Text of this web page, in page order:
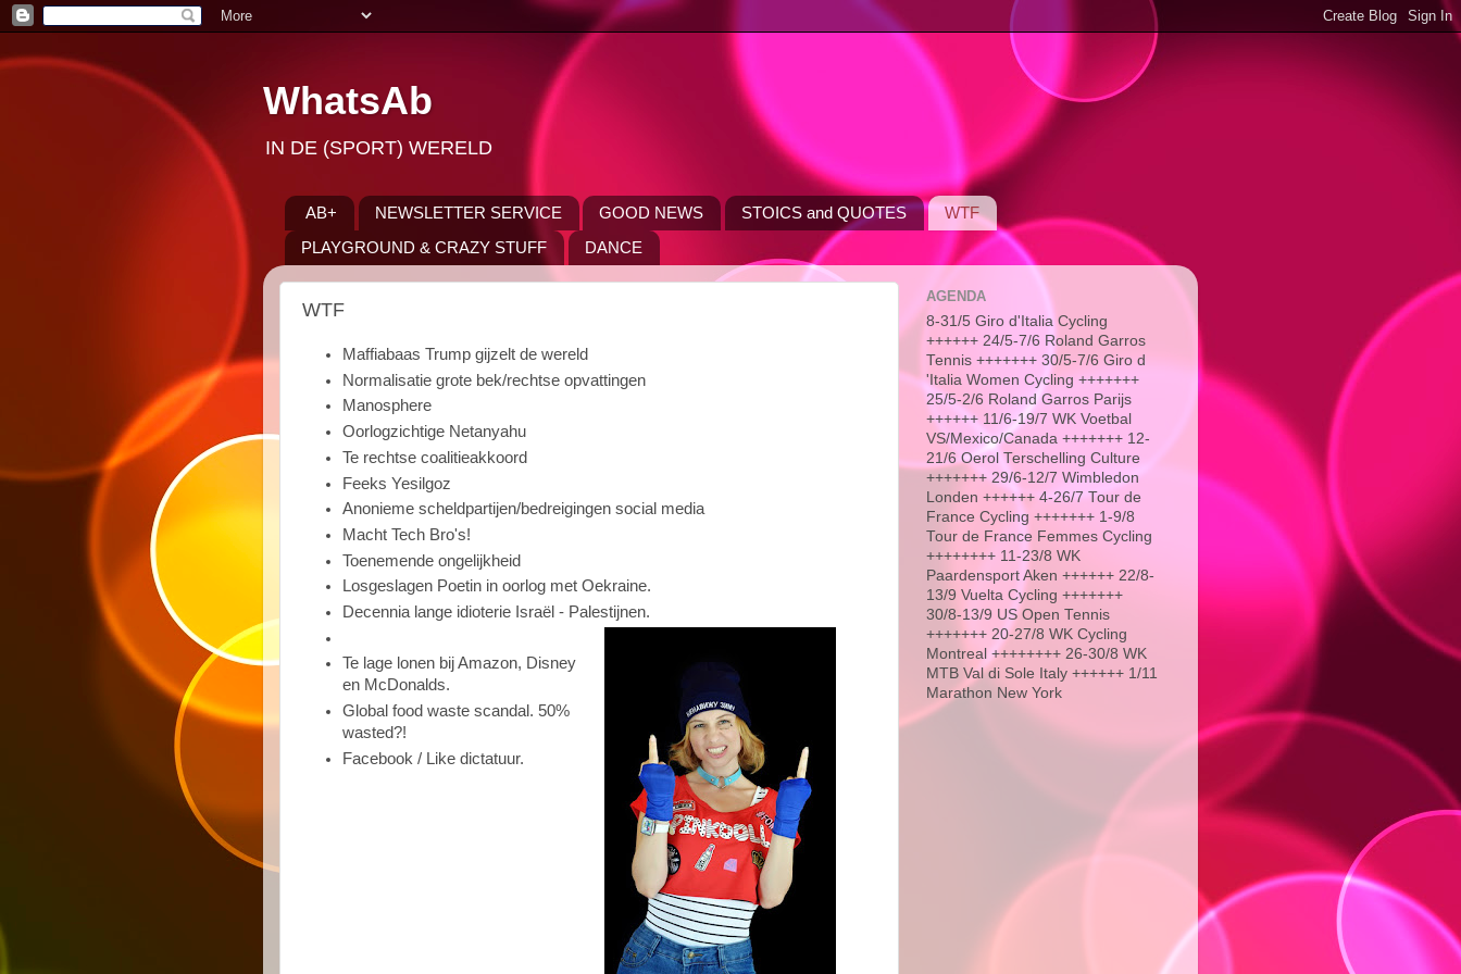
WhatsAb
IN DE (SPORT) WERELD
AB+ NEWSLETTER SERVICE GOOD NEWS STOICS and QUOTES
WTF
PLAYGROUND & CRAZY STUFF
DANCE
WTF
Maffiabaas Trump gijzelt de wereld
Normalisatie grote bek/rechtse opvattingen
Manosphere
Oorlogzichtige Netanyahu
Te rechtse coalitieakkoord
Feeks Yesilgoz
Anonieme scheldpartijen/bedreigingen social media
Macht Tech Bro's!
Toenemende ongelijkheid
Losgeslagen Poetin in oorlog met Oekraine.
Decennia lange idioterie Israël - Palestijnen.
Te lage lonen bij Amazon, Disney
en McDonalds.
Global food waste scandal. 50%
wasted?!
Facebook / Like dictatuur.
AGENDA
8-31/5 Giro d'Italia Cycling
++++++ 24/5-7/6 Roland Garros
Tennis +++++++ 30/5-7/6 Giro d
'Italia Women Cycling +++++++
25/5-2/6 Roland Garros Parijs
++++++ 11/6-19/7 WK Voetbal
VS/Mexico/Canada +++++++ 12-
21/6 Oerol Terschelling Culture
+++++++ 29/6-12/7 Wimbledon
Londen ++++++ 4-26/7 Tour de
France Cycling +++++++ 1-9/8
Tour de France Femmes Cycling
++++++++ 11-23/8 WK
Paardensport Aken ++++++ 22/8-
13/9 Vuelta Cycling +++++++
30/8-13/9 US Open Tennis
+++++++ 20-27/8 WK Cycling
Montreal ++++++++ 26-30/8 WK
MTB Val di Sole Italy ++++++ 1/11
Marathon New York